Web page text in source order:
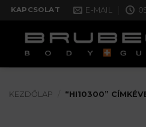
Skip
content
KAPCSOLAT E-MAIL
KEZDŐLAP “HI10300”